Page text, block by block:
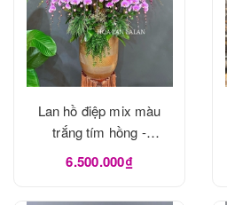
Lan hồ điệp mix màu
trắng tím hồng -
LHD1175
6.500.000₫